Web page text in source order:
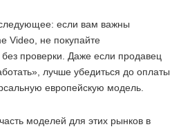
если вам важны
Video, не покупайте
проверки. Даже если продавец
лучше убедиться до оплаты
европейскую модель.
моделей для этих рынков в